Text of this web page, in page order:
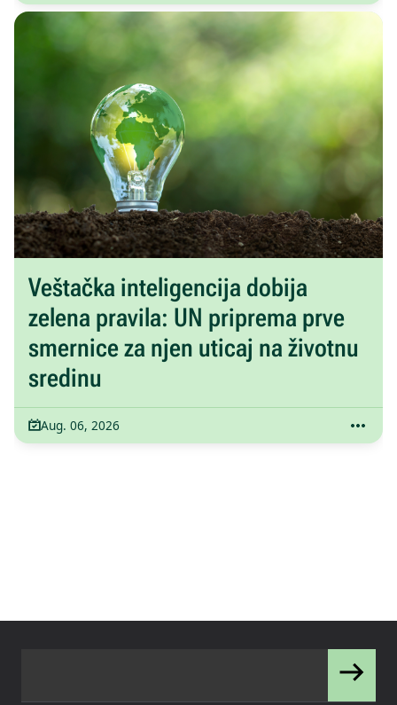
Veštačka inteligencija dobija
zelena pravila: UN priprema prve
smernice za njen uticaj na životnu
sredinu
Aug. 06, 2026